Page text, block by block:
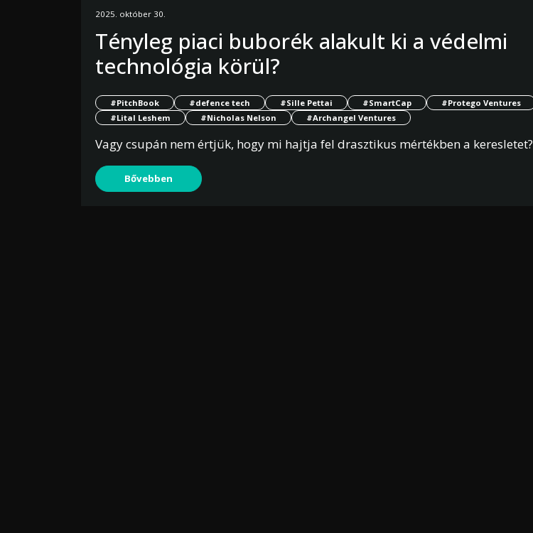
2025. október 30.
Tényleg piaci buborék alakult ki a védelmi
technológia körül?
#PitchBook #defence tech #Sille Pettai #SmartCap
#Protego Ventures
#Lital Leshem
#Nicholas Nelson #Archangel Ventures
Vagy csupán nem értjük, hogy mi hajtja fel drasztikus mértékben a keresletet?
Bővebben